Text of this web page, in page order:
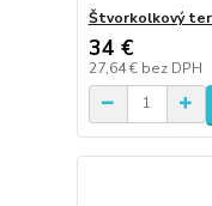
Štvorkolkový
34 €
27,64 € bez DPH